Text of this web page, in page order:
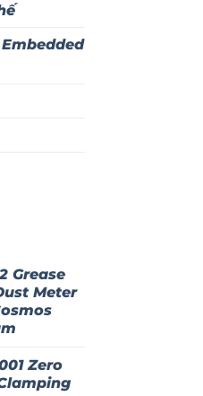
Grease
Meter
Zero